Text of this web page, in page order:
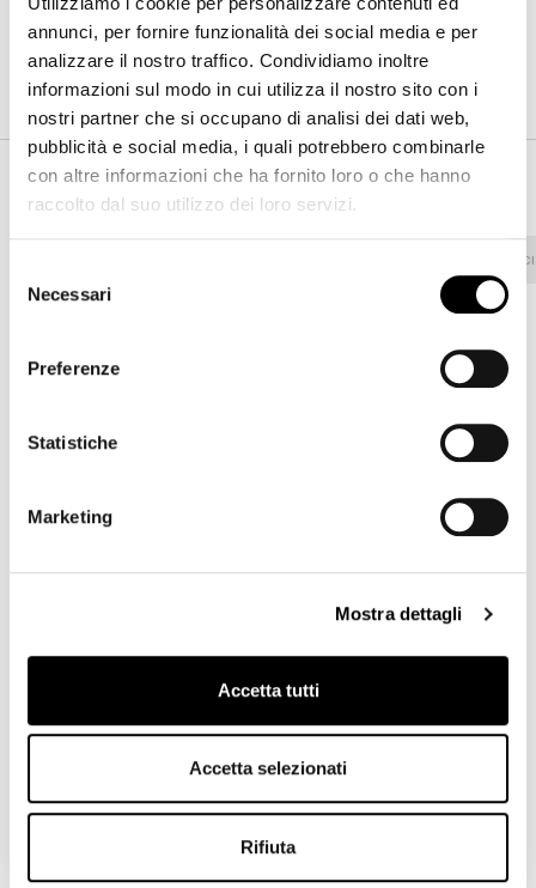
annunci, per fornire funzionalità dei social media e per
analizzare il nostro traffico. Condividiamo inoltre
informazioni sul modo in cui utilizza il nostro sito con i
nostri partner che si occupano di analisi dei dati web,
pubblicità e social media, i quali potrebbero combinarle
con altre informazioni che ha fornito loro o che hanno
raccolto dal suo utilizzo dei loro servizi.
delNecessari
Preferenze
Statistiche
Marketing
Mostra dettagli
Accetta tutti
Accetta selezionati
Rifiuta
Finiture
Rivestimento
Tessuto -
8D67 - Pastello
8D64 - Pastello
8D61 - Pastello
8D60 - Pastello 8D59 - Pastello 8D58 - Pastello
8D56 - Pastello